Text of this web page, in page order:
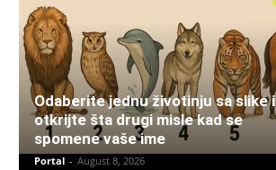
Odaberite jednu životinju sa slike i
otkrijte šta drugi misle kad se
spomene vaše ime
Portal - August 8, 2026